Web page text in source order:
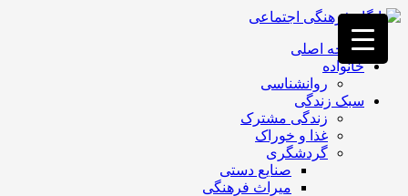
فصد
خون
غرب
تهران
خشکشویی
تصفیه
صفحه اصلی
خانواده
روانشناسی
سبک زندگی
زندگی مشترک
غذا و خوراک
گردشگری
صنایع دستی
میراث فرهنگی